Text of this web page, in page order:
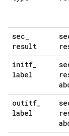
sec_
result
initf_
label
outitf_
label